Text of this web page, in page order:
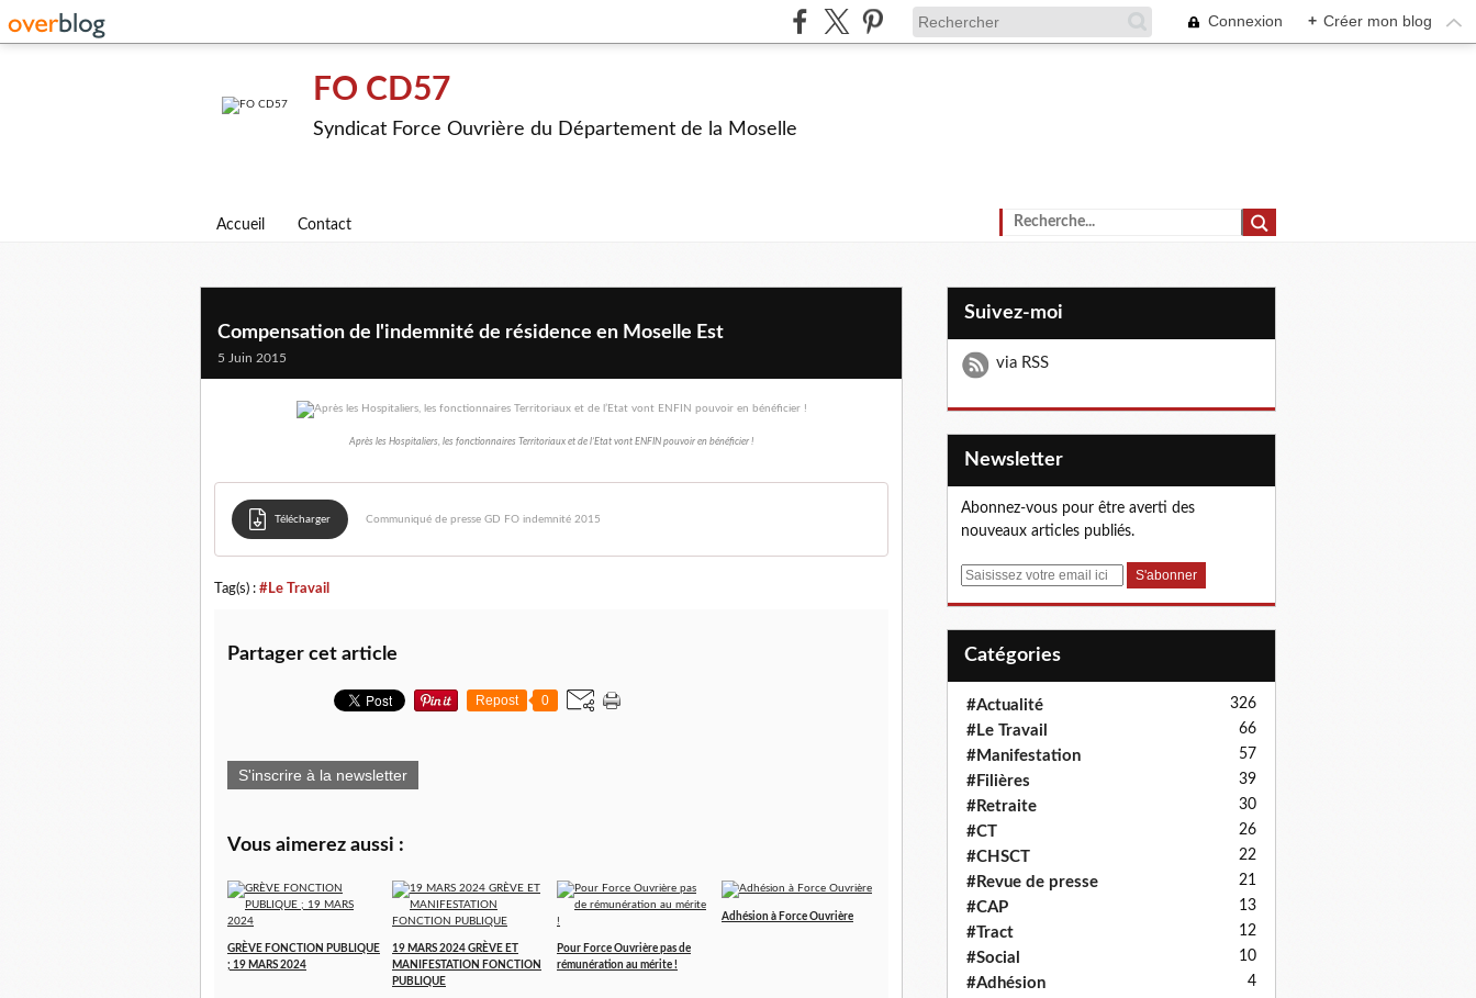
Connexion + Créer mon blog
FO CD57
Syndicat Force Ouvrière du Département de la Moselle
Accueil Contact
Compensation de l'indemnité de résidence en Moselle Est
5 Juin 2015
Après les Hospitaliers, les fonctionnaires Territoriaux et de l’Etat vont ENFIN pouvoir en bénéficier !
Télécharger Communiqué de presse GD FO indemnité 2015
Tag(s) : #Le Travail
Partager cet article
Repost 0
S'inscrire à la newsletter
Vous aimerez aussi :
GRÈVE FONCTION PUBLIQUE
; 19 MARS 2024
19 MARS 2024 GRÈVE ET
MANIFESTATION FONCTION
PUBLIQUE
Pour Force Ouvrière pas de
rémunération au mérite !
Adhésion à Force Ouvrière
Suivez-moi
via RSS
Newsletter
Abonnez-vous pour être averti des
nouveaux articles publiés.
E
Catégories
#Actualité 326
#Le Travail 66
#Manifestation 57
#Filières 39
#Retraite 30
#CT 26
#CHSCT 22
#Revue de presse 21
#CAP 13
#Tract 12
#Social 10
#Adhésion 4